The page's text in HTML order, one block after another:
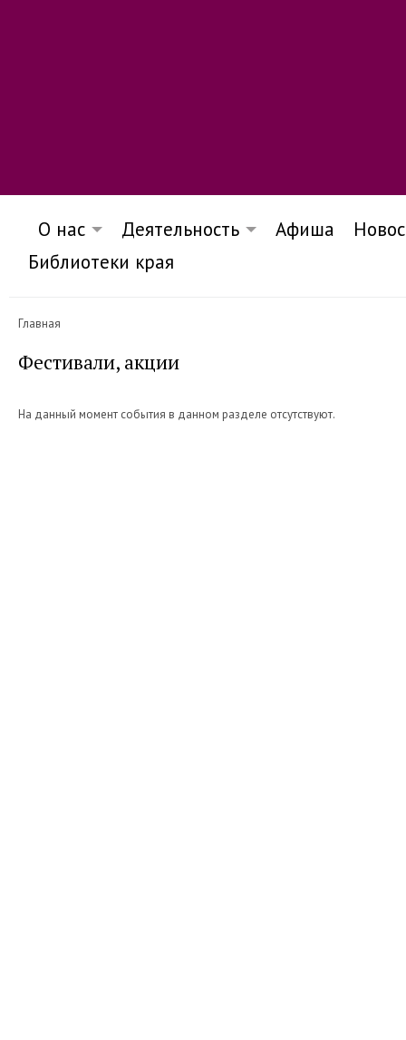
О нас Деятельность Афиша
Библиотеки края
Главная
Фестивали, акции
На данный момент события в данном разделе отсутствуют.